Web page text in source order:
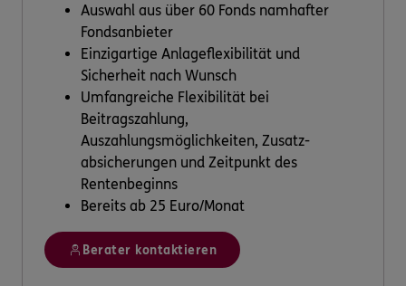
Auswahl aus über 60 Fonds namhafter
Fondsanbieter
Einzigartige Anlageflexibilität und
Sicherheit nach Wunsch
Umfangreiche Flexibilität bei
Beitragszahlung,
Auszahlungsmöglichkeiten, Zusatz-
absicherungen und Zeitpunkt des
Rentenbeginns
Bereits ab 25 Euro/Monat
Berater kontaktieren